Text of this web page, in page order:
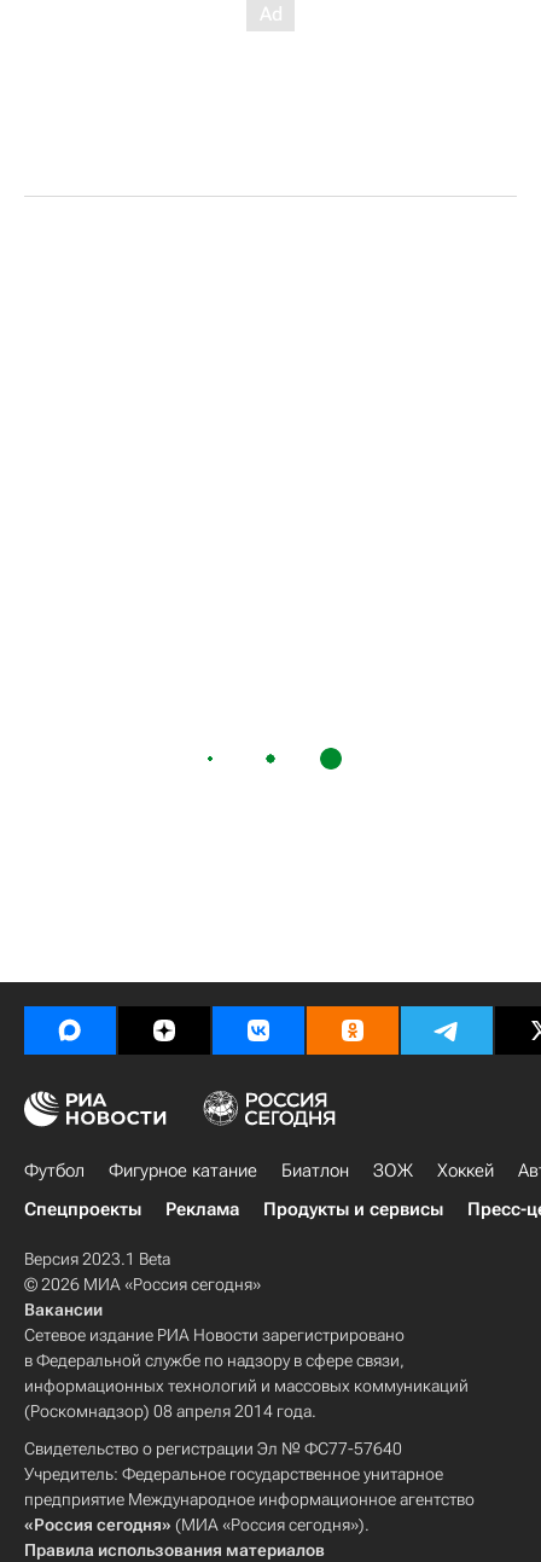
Футбол Фигурное катание Биатлон ЗОЖ Хоккей
Спецпроекты
Реклама Продукты и сервисы Пресс-
Версия 2023.1 Beta
© 2026 МИА «Россия сегодня»
Вакансии
Сетевое издание РИА Новости зарегистрировано
в Федеральной службе по надзору в сфере связи,
информационных технологий и массовых коммуникаций
(Роскомнадзор) 08 апреля 2014 года.
Свидетельство о регистрации Эл № ФС77-57640
Учредитель: Федеральное государственное унитарное
предприятие Международное информационное агентство
«Россия сегодня» (МИА «Россия сегодня»).
Правила использования материалов